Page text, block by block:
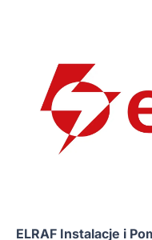
ELRAF Instalacje i